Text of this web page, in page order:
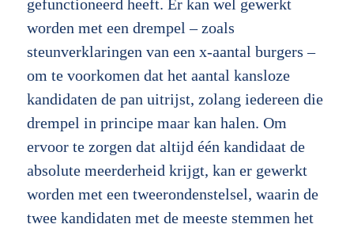
gefunctioneerd heeft. Er kan wel gewerkt
worden met een drempel – zoals
steunverklaringen van een x-aantal burgers –
om te voorkomen dat het aantal kansloze
kandidaten de pan uitrijst, zolang iedereen die
drempel in principe maar kan halen. Om
ervoor te zorgen dat altijd één kandidaat de
absolute meerderheid krijgt, kan er gewerkt
worden met een tweerondenstelsel, waarin de
twee kandidaten met de meeste stemmen het